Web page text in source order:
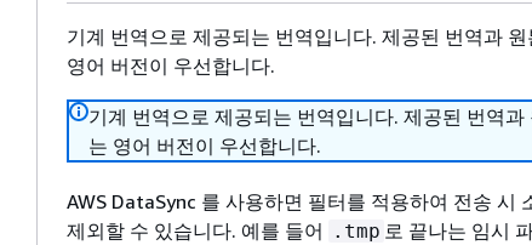
기계 번역으로 제공되는 번역입니다. 제공된 번역과
영어 버전이 우선합니다.
기계 번역으로 제공되는 번역입니다. 제공된 번역
는 영어 버전이 우선합니다.
AWS DataSync 를 사용하면 필터를 적용하여 전송 시
제외할 수 있습니다. 예를 들어
.tmp 로 끝나는 임시